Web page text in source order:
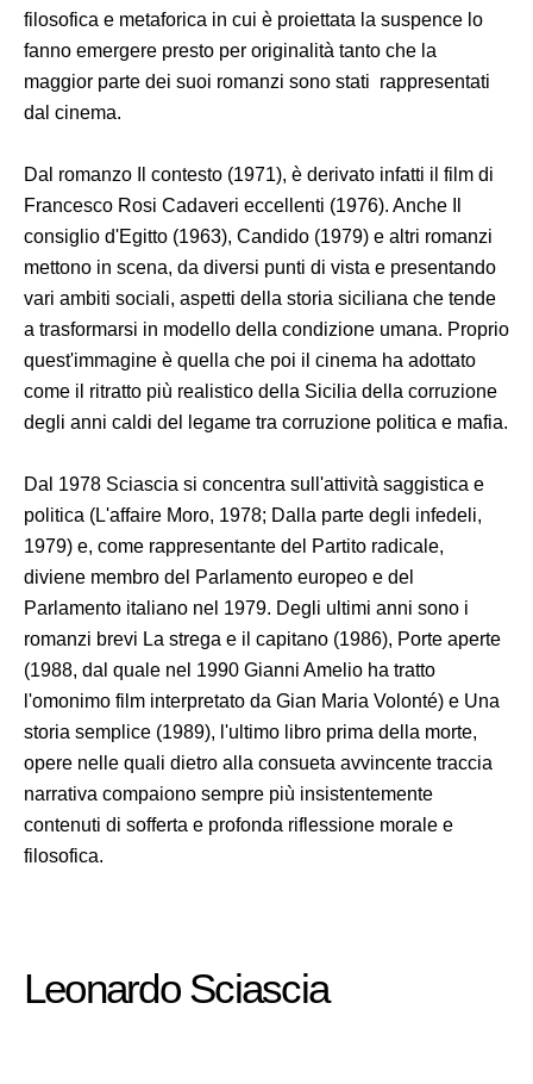
filosofica e metaforica in cui è proiettata la suspence lo
fanno emergere presto per originalità tanto che la
maggior parte dei suoi romanzi sono stati rappresentati
dal cinema.
Dal romanzo Il contesto (1971), è derivato infatti il film di
Francesco Rosi Cadaveri eccellenti (1976). Anche Il
consiglio d'Egitto (1963), Candido (1979) e altri romanzi
mettono in scena, da diversi punti di vista e presentando
vari ambiti sociali, aspetti della storia siciliana che tende
a trasformarsi in modello della condizione umana. Proprio
quest'immagine è quella che poi il cinema ha adottato
come il ritratto più realistico della Sicilia della corruzione
degli anni caldi del legame tra corruzione politica e mafia.
Dal 1978 Sciascia si concentra sull'attività saggistica e
politica (L'affaire Moro, 1978; Dalla parte degli infedeli,
1979) e, come rappresentante del Partito radicale,
diviene membro del Parlamento europeo e del
Parlamento italiano nel 1979. Degli ultimi anni sono i
romanzi brevi La strega e il capitano (1986), Porte aperte
(1988, dal quale nel 1990 Gianni Amelio ha tratto
l'omonimo film interpretato da Gian Maria Volonté) e Una
storia semplice (1989), l'ultimo libro prima della morte,
opere nelle quali dietro alla consueta avvincente traccia
narrativa compaiono sempre più insistentemente
contenuti di sofferta e profonda riflessione morale e
filosofica.
Leonardo Sciascia